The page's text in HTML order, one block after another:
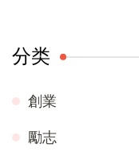
分类
創業
勵志